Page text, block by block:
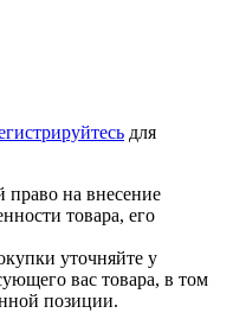
для
право на внесение
товара, его
уточняйте у
вас товара, в том
позиции.